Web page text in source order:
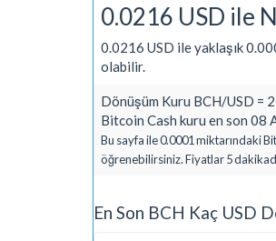
0.0216 USD ile
0.0216 USD ile yaklaşık
olabilir.
Dönüşüm Kuru BCH/USD =
Bitcoin Cash kuru en son
Bu sayfa ile 0.0001 miktarındaki
öğrenebilirsiniz. Fiyatlar 5
En Son BCH Kaç USD